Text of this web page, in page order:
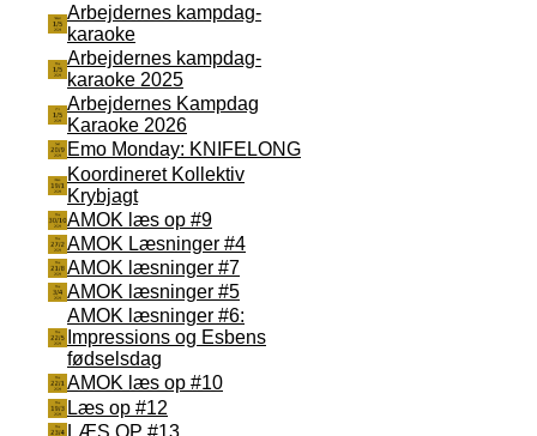
Arbejdernes kampdag-
karaoke
Arbejdernes kampdag-
karaoke 2025
Arbejdernes Kampdag
Karaoke 2026
Emo Monday: KNIFELONG
Koordineret Kollektiv
Krybjagt
AMOK læs op #9
AMOK Læsninger #4
AMOK læsninger #7
AMOK læsninger #5
AMOK læsninger #6:
Impressions og Esbens
fødselsdag
AMOK læs op #10
Læs op #12
LÆS OP #13